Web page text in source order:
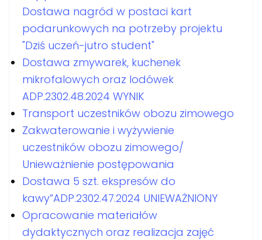
Dostawa nagród w postaci kart
podarunkowych na potrzeby projektu
"Dziś uczeń-jutro student"
Dostawa zmywarek, kuchenek
mikrofalowych oraz lodówek
ADP.2302.48.2024 WYNIK
Transport uczestników obozu zimowego
Zakwaterowanie i wyżywienie
uczestników obozu zimowego/
Unieważnienie postępowania
Dostawa 5 szt. ekspresów do
kawy”ADP.2302.47.2024 UNIEWAŻNIONY
Opracowanie materiałów
dydaktycznych oraz realizacja zajęć